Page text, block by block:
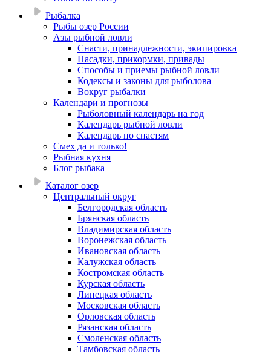
Рыбалка
Рыбы озер России
Азы рыбной ловли
Снасти, принадлежности, экипировка
Насадки, прикормки, привады
Способы и приемы рыбной ловли
Кодексы и законы для рыболова
Вокруг рыбалки
Календари и прогнозы
Рыболовный календарь на год
Календарь рыбной ловли
Календарь по снастям
Смех да и только!
Рыбная кухня
Блог рыбака
Каталог озер
Центральный округ
Белгородская область
Брянская область
Владимирская область
Воронежская область
Ивановская область
Калужская область
Костромская область
Курская область
Липецкая область
Московская область
Орловская область
Рязанская область
Смоленская область
Тамбовская область